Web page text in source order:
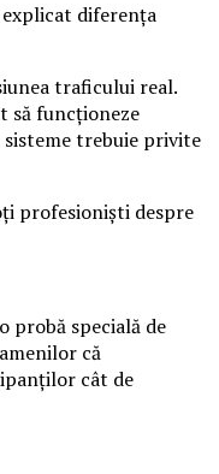
diferența
traficului real.
să funcționeze
trebuie privite
profesioniști despre
probă specială de
că
cât de